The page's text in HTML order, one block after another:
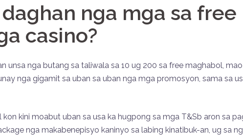
nga mga sa free
casino?
nga butang sa taliwala sa 10 ug 200 sa free maghabol,
nga gigamit sa uban sa uban nga mga promosyon, sama sa
kini moabut uban sa usa ka hugpong sa mga T&Sb aron sa
nga makabenepisyo kaninyo sa labing kinatibuk-an, ug sa